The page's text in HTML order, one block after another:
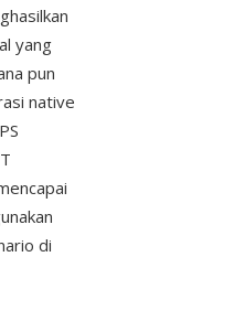
yang
pun
native
di